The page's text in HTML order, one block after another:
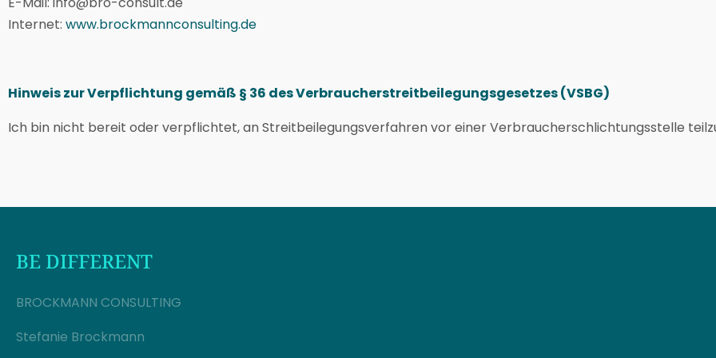
Internet: www.brockmannconsulting.de
Hinweis zur Verpflichtung gemäß § 36 des Verbraucherstreitbeilegungsgesetzes (VSBG)
Ich bin nicht bereit oder verpflichtet, an Streitbeilegungsverfahren vor einer Verbraucherschlichtungsstelle
BE DIFFERENT
BROCKMANN CONSULTING
Stefanie Brockmann